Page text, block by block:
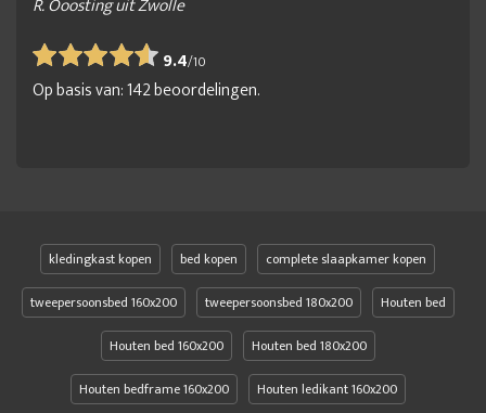
R. Ooosting uit Zwolle
9.4/10
Op basis van:142beoordelingen.
kledingkast kopen bed kopen
complete slaapkamer kopen
tweepersoonsbed 160x200
tweepersoonsbed 180x200
Houten bed
Houten bed 160x200
Houten bed 180x200
Houten bedframe 160x200
Houten ledikant 160x200